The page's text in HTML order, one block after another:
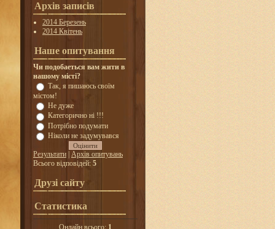
Архів записів
2014 Березень
2014 Квітень
Наше опитування
Чи подобаеться вам жити в
нашому місті?
Так, я пишаюсь своїм
містом!
Не дуже
Категорично ні !!!
Потрібно подумати
Ніколи не задумувався
Результати Архів опитувань
Всього відповідей: 5
Друзі сайту
Статистика